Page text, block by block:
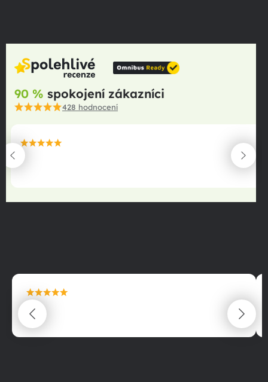
90 % spokojení zákazníci
428 hodnocení
maximální spokojenost
22.06.2025
maximální spokojenost
22.06.2025